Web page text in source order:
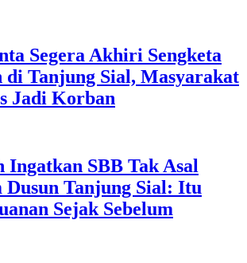
Segera Akhiri Sengketa
di Tanjung Sial, Masyarakat
Jadi Korban
Ingatkan SBB Tak Asal
Tanjung Sial: Itu
Sejak Sebelum